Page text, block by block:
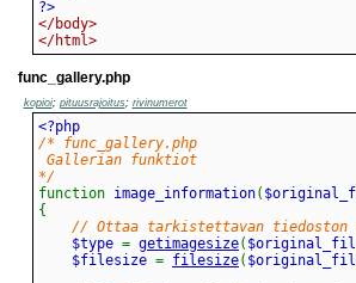
</body>
</html>
func_gallery.php
kopioi; pituusrajoitus ; rivinumerot
*/
function image_information(
{
// Ottaa tarkistettavan tiedoston
	$type
= getimagesize(
	$filesize
= filesize(